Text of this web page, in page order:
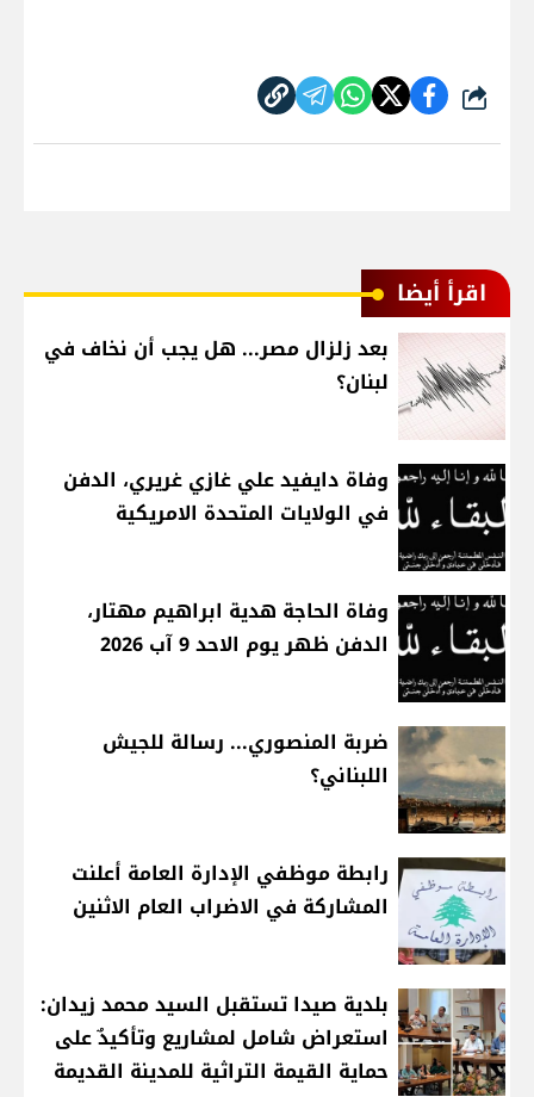
شارك
اقرأ أيضا
بعد زلزال مصر... هل يجب أن نخاف في
لبنان؟
وفاة دايفيد علي غازي غريري، الدفن
في الولايات المتحدة الامريكية
وفاة الحاجة هدية ابراهيم مهتار،
الدفن ظهر يوم الاحد 9 آب 2026
ضربة المنصوري... رسالة للجيش
اللبناني؟
رابطة موظفي الإدارة العامة أعلنت
المشاركة في الاضراب العام الاثنين
بلدية صيدا تستقبل السيد محمد زيدان:
استعراض شامل لمشاريع وتأكيدٌ على
حماية القيمة التراثية للمدينة القديمة